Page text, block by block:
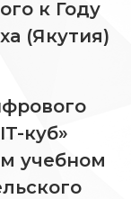
к Году
(Якутия)
куб»
учебном